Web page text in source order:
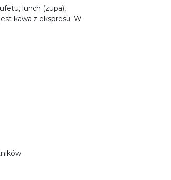
lunch (zupa),
kawa z ekspresu. W